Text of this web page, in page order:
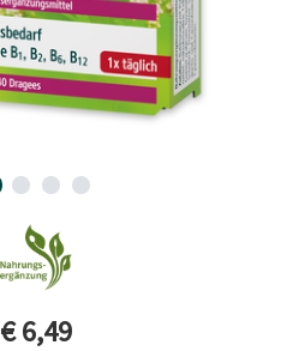
Aktueller Preis
€ 6,49